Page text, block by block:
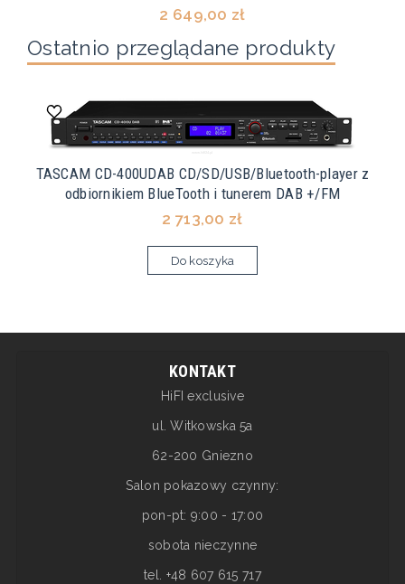
2 649,00 zł
Ostatnio przeglądane produkty
TASCAM CD-400UDAB CD/SD/USB/Bluetooth-player z
odbiornikiem BlueTooth i tunerem DAB +/FM
2 713,00 zł
Do koszyka
KONTAKT
HiFI exclusive
ul. Witkowska 5a
62-200 Gniezno
Salon pokazowy czynny:
pon-pt: 9:00 - 17:00
sobota nieczynne
tel. +48 607 615 717